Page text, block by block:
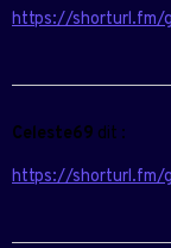
https://shorturl.fm/
Celeste69 dit :
https://shorturl.fm/